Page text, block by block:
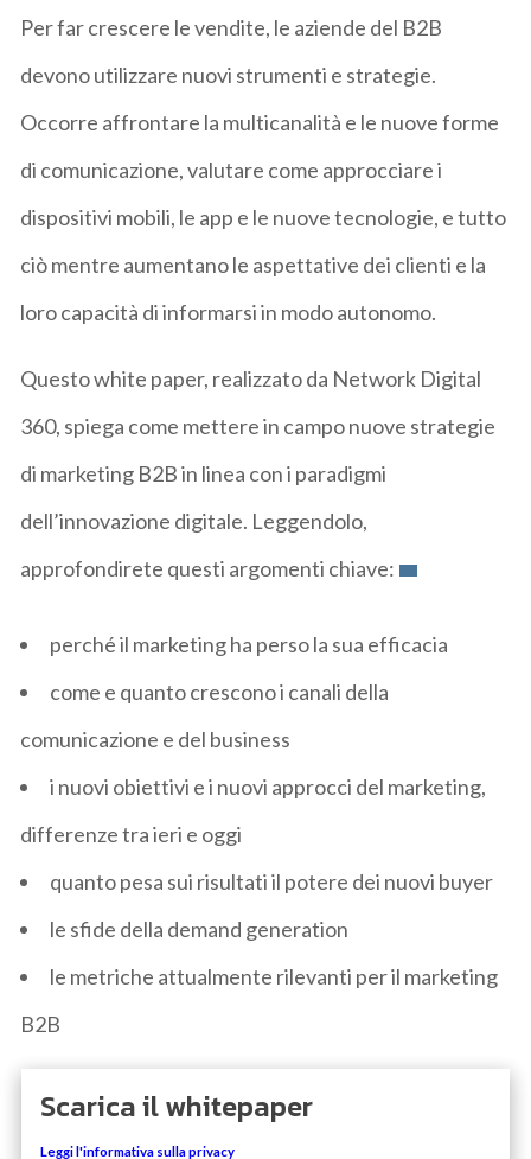
Per far crescere le vendite, le aziende del B2B
devono utilizzare nuovi strumenti e strategie.
Occorre affrontare la multicanalità e le nuove forme
di comunicazione, valutare come approcciare i
dispositivi mobili, le app e le nuove tecnologie, e tutto
ciò mentre aumentano le aspettative dei clienti e la
loro capacità di informarsi in modo autonomo.
Questo white paper, realizzato da Network Digital
360, spiega come mettere in campo nuove strategie
di marketing B2B in linea con i paradigmi
dell’innovazione digitale. Leggendolo,
approfondirete questi argomenti chiave:
perché il marketing ha perso la sua efficacia
come e quanto crescono i canali della
comunicazione e del business
i nuovi obiettivi e i nuovi approcci del marketing,
differenze tra ieri e oggi
quanto pesa sui risultati il potere dei nuovi buyer
le sfide della demand generation
le metriche attualmente rilevanti per il marketing
B2B
Scarica il whitepaper
Leggi l'informativa sulla privacy